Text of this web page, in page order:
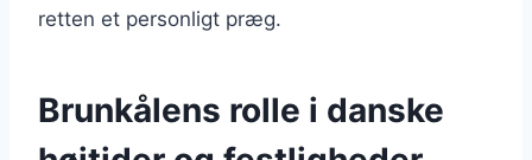
retten et personligt præg.
Brunkålens rolle i danske